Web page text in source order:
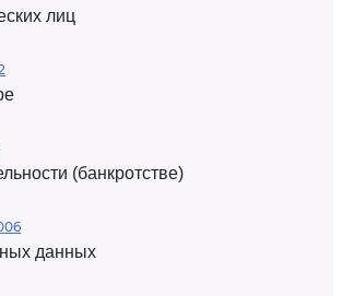
лиц
(банкротстве)
данных